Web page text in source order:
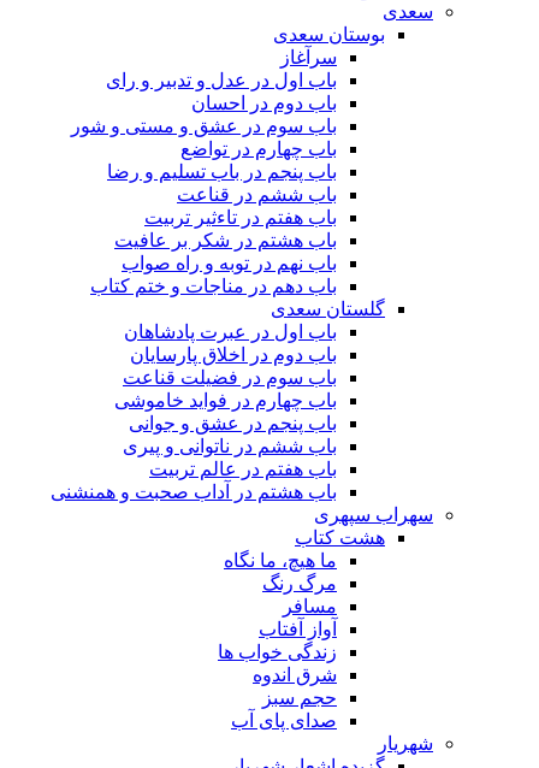
سعدی
بوستان سعدی
سرآغاز
باب اول در عدل و تدبیر و رای
باب دوم در احسان
باب سوم در عشق و مستی و شور
باب چهارم در تواضع
باب پنجم در باب تسلیم و رضا
باب ششم در قناعت
باب هفتم در تاءثیر تربیت
باب هشتم در شکر بر عافیت
باب نهم در توبه و راه صواب
باب دهم در مناجات و ختم کتاب
گلستان سعدی
باب اول در عبرت پادشاهان
باب دوم در اخلاق پارسایان
باب سوم در فضیلت قناعت
باب چهارم در فواید خاموشى
باب پنجم در عشق و جوانى
باب ششم در ناتوانى و پیرى
باب هفتم در عالم تربیت
باب هشتم در آداب صحبت و همنشنى
سهراب سپهری
هشت کتاب
ما هیچ، ما نگاه
مرگ رنگ
مسافر
آواز آفتاب
زندگی خواب ها
شرق اندوه
حجم سبز
صدای پای آب
شهریار